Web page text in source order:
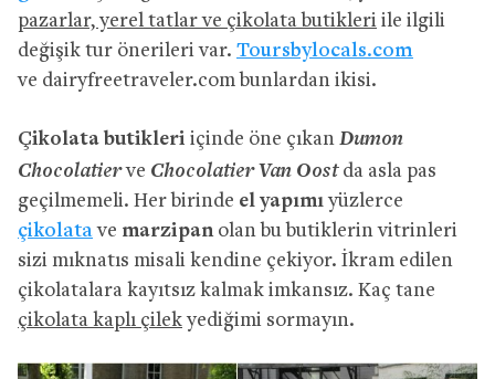
pazarlar, yerel tatlar ve çikolata butikleri ile ilgili
değişik tur önerileri var. Toursbylocals.com
ve dairyfreetraveler.com bunlardan ikisi.
Çikolata butikleri içinde öne çıkan Dumon
Chocolatierve Chocolatier Van Oostda asla pas
geçilmemeli. Her birinde el yapımıyüzlerce
çikolatave marzipanolan bu butiklerin vitrinleri
sizi mıknatıs misali kendine çekiyor. İkram edilen
çikolatalara kayıtsız kalmak imkansız. Kaç tane
çikolata kaplı çilekyediğimi sormayın.